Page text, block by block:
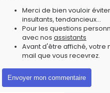
Merci de bien vouloir
insultants, tendancieux...
Pour les questions
avec nos assistants
Avant d'être affiché, votre
mail que vous recevrez.